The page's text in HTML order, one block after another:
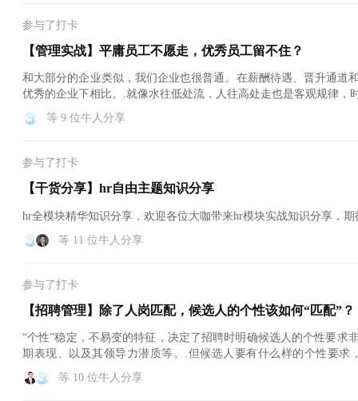
参与了打卡
【管理实战】平庸员工不愿走，优秀员工留不住？
和大部分的企业类似，我们企业也很普通。在薪酬待遇、晋升通道
优秀的企业下相比。.就像水往低处流，人往高处走也是客观规律，
工...
等 9 位牛人分享
参与了打卡
【干货分享】hr自由主题知识分享
hr全模块精华知识分享，欢迎各位大咖带来hr模块实战知识分享，
等 11 位牛人分享
参与了打卡
【招聘管理】除了人岗匹配，候选人的个性该如何“匹配”？
“个性”稳定，不易变的特征，决定了招聘时明确候选人的个性要求
期表现、以及其领导力潜质等。.但候选人要有什么样的个性要求
者...
等 10 位牛人分享